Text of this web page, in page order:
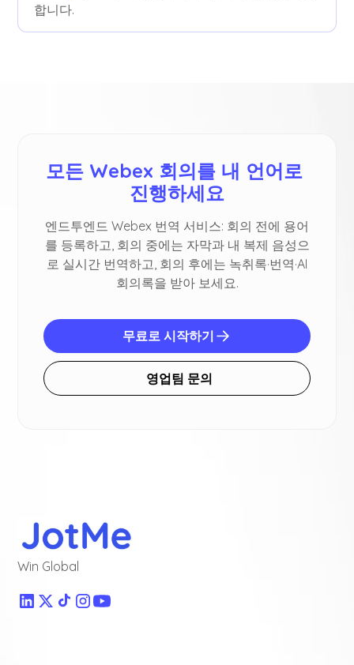
합니다.
모든 Webex 회의를 내 언어로
진행하세요
엔드투엔드 Webex 번역 서비스: 회의 전에 용어
를 등록하고, 회의 중에는 자막과 내 복제 음성으
로 실시간 번역하고, 회의 후에는 녹취록·번역·AI
회의록을 받아 보세요.
무료로 시작하기
영업팀 문의
Win Global